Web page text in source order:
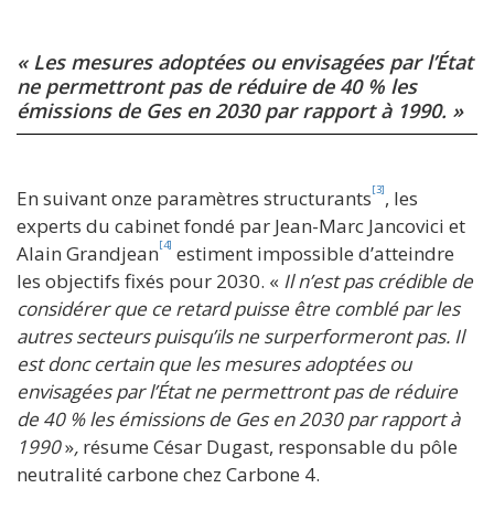
« Les mesures adoptées ou envisagées par l’État
ne permettront pas de réduire de 40 % les
émissions de Ges en 2030 par rapport à 1990. »
En suivant onze paramètres structurants[3], les
experts du cabinet fondé par Jean-Marc Jancovici et
Alain Grandjean[4] estiment impossible d’atteindre
les objectifs fixés pour 2030. « Il n’est pas crédible de
considérer que ce retard puisse être comblé par les
autres secteurs puisqu’ils ne surperformeront pas. Il
est donc certain que les mesures adoptées ou
envisagées par l’État ne permettront pas de réduire
de 40 % les émissions de Ges en 2030 par rapport à
1990», résume César Dugast, responsable du pôle
neutralité carbone chez Carbone 4.